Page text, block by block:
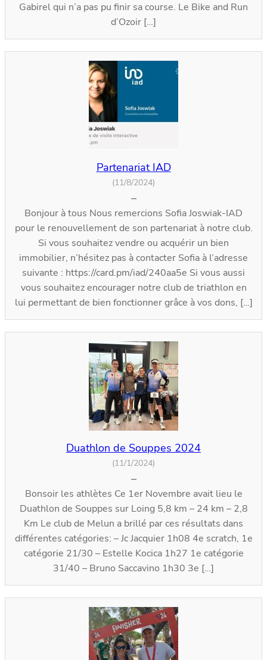
Gabirel qui n’a pas pu finir sa course. Le Bike and Run
d’Ozoir […]
Partenariat IAD
(11/8/2024)
–
Bonjour à tous Nous remercions Sofia Joswiak-IAD
pour le renouvellement de son partenariat à notre club.
Si vous souhaitez vendre ou acquérir un bien
immobilier, n’hésitez pas à contacter Sofia à l’adresse
suivante : https://card.pm/iad/240aa5e Si vous aussi
vous souhaitez encourager notre club de triathlon en
lui permettant de bien fonctionner grâce à vos dons, […]
Duathlon de Souppes 2024
(11/1/2024)
–
Bonsoir les athlètes Ce 1er Novembre avait lieu le
Duathlon de Souppes sur Loing 5,8 km – 24 km – 2,8
Km Le club de Melun a brillé par ces résultats dans
différentes catégories: – Jc Jacquier 1h08 4e scratch, 1e
catégorie 21/30 – ⁠Estelle Kocica 1h27 1e catégorie
31/40 – ⁠Bruno Saccavino 1h30 3e […]